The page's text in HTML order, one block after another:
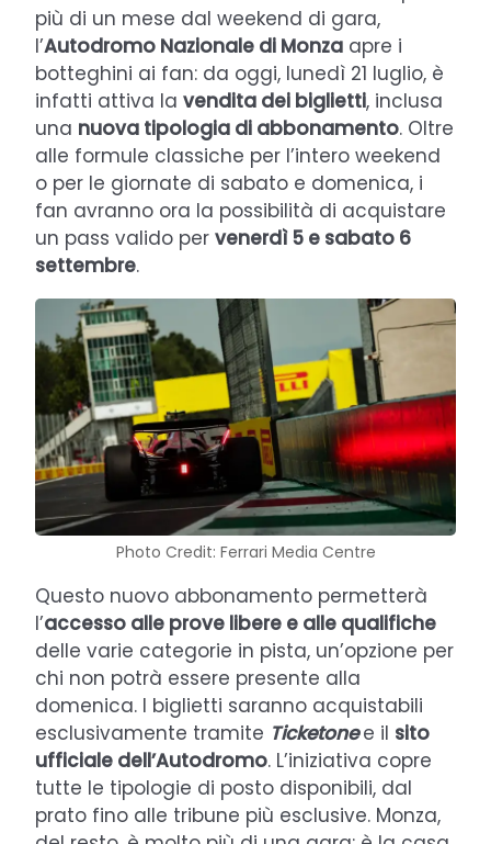
più di un mese dal weekend di gara,
l’Autodromo Nazionale di Monza apre i
botteghini ai fan: da oggi, lunedì 21 luglio, è
infatti attiva la vendita dei biglietti, inclusa
una nuova tipologia di abbonamento. Oltre
alle formule classiche per l’intero weekend
o per le giornate di sabato e domenica, i
fan avranno ora la possibilità di acquistare
un pass valido per venerdì 5 e sabato 6
settembre.
Photo Credit: Ferrari Media Centre
Questo nuovo abbonamento permetterà
l’accesso alle prove libere e alle qualifiche
delle varie categorie in pista, un’opzione per
chi non potrà essere presente alla
domenica. I biglietti saranno acquistabili
esclusivamente tramite Ticketonee il sito
ufficiale dell’Autodromo. L’iniziativa copre
tutte le tipologie di posto disponibili, dal
prato fino alle tribune più esclusive. Monza,